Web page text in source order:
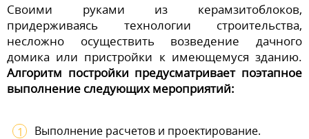
Своими руками из керамзитоблоков,
придерживаясь технологии строительства,
несложно осуществить возведение дачного
домика или пристройки к имеющемуся зданию.
Алгоритм постройки предусматривает поэтапное
выполнение следующих мероприятий:
Выполнение расчетов и проектирование.